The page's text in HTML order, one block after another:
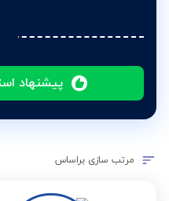
پیشنهاد
مرتب سازی براساس